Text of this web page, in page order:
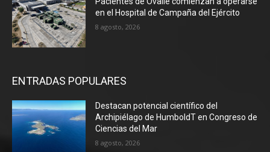
en el Hospital de Campaña del Ejército
8 agosto, 2026
ENTRADAS POPULARES
Destacan potencial científico del
Archipiélago de HumboldT en Congreso de
Ciencias del Mar
8 agosto, 2026